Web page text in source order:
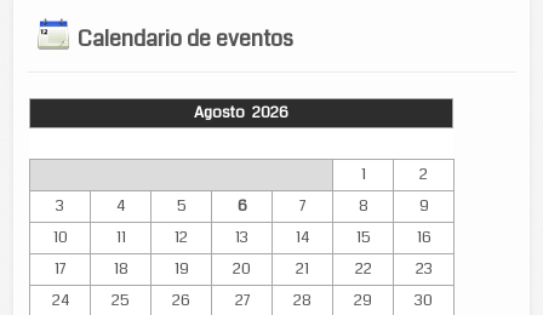
Calendario de eventos
Agosto 2026
1
2
3
4 5 6 7 8
9
10
11 12 13 14 15
16
17
18 19 20 21 22
23
24
25 26 27 28 29
30